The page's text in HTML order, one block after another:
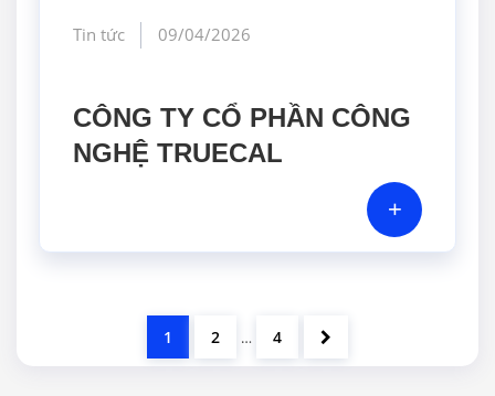
Tin tức 09/04/2026
CÔNG TY CỔ PHẦN CÔNG
NGHỆ TRUECAL
+
1 2 … 4